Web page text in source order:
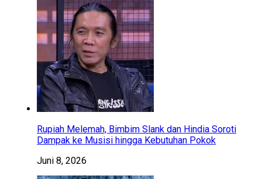
Rupiah Melemah, Bimbim Slank dan Hindia Soroti
Dampak ke Musisi hingga Kebutuhan Pokok
Juni 8, 2026